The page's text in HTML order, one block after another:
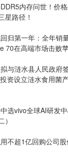
内存问世！价
星路径！
归第一年：全年销
70在高端市场击败
与涟水县人民政府
资设立涟水食用菌
选vivo全球AI研发
不超1亿回购公司